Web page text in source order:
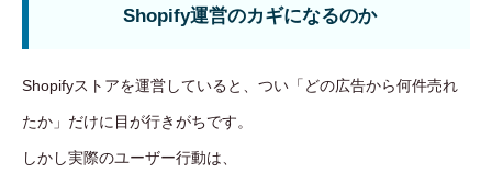
Shopify運営のカギになるのか
Shopifyストアを運営していると、つい「どの広告から何件売れ
たか」だけに目が行きがちです。
しかし実際のユーザー行動は、